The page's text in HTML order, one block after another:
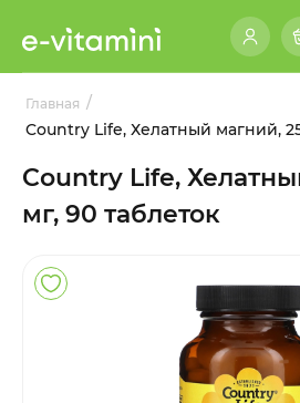
Главная /
Country Life, Хелатный магний,
Country Life,
мг, 90 таблеток